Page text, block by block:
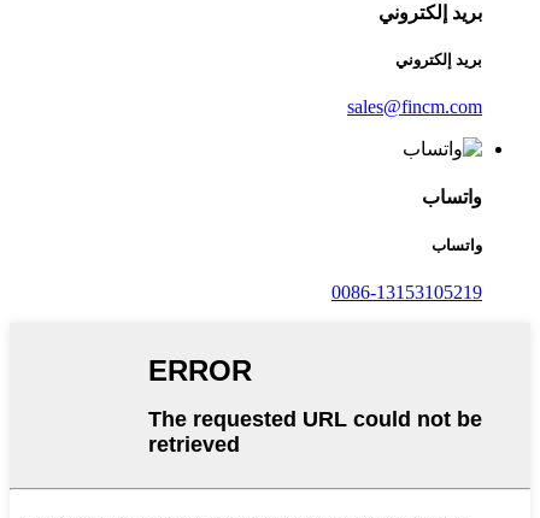
بريد إلكتروني
بريد إلكتروني
sales@fincm.com
واتساب
واتساب
0086-13153105219